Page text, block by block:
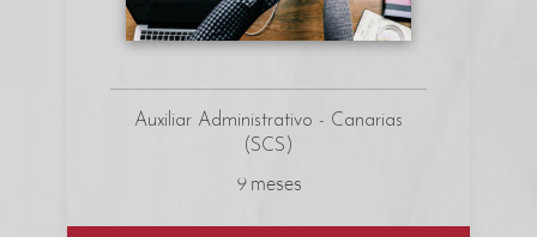
Auxiliar Administrativo - Canarias
(SCS)
9 meses